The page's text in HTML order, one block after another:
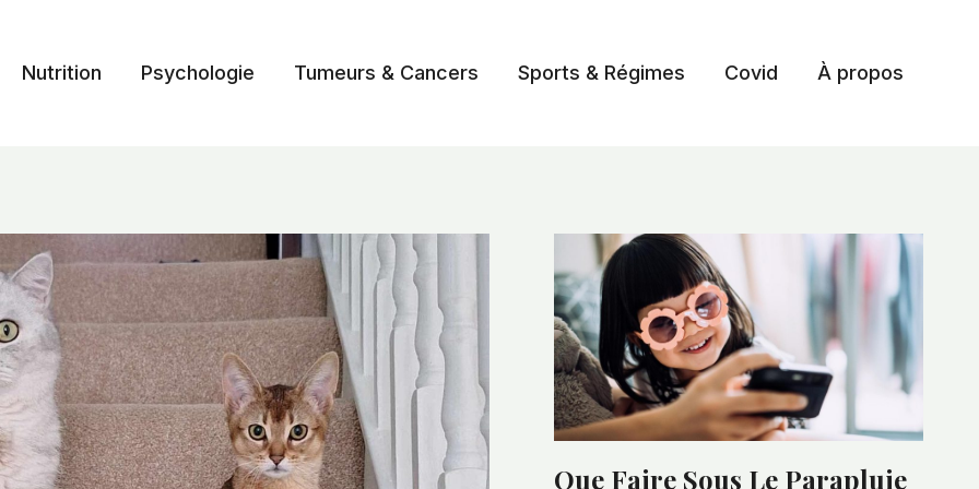
Nutrition Psychologie Tumeurs & Cancers Sports & Régimes Covid À propos
Que Faire Sous Le Parapluie